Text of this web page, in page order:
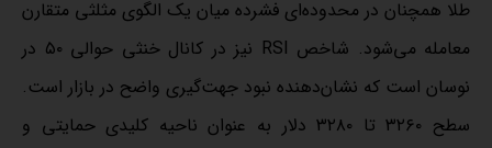
طلا همچنان در محدوده‌ای فشرده میان یک الگوی مثلثی متقارن
معامله می‌شود. شاخص RSI نیز در کانال خنثی حوالی ۵۰ در
نوسان است که نشان‌دهنده نبود جهت‌گیری واضح در بازار است.
سطح ۳۲۶۰ تا ۳۲۸۰ دلار به عنوان ناحیه کلیدی حمایتی و